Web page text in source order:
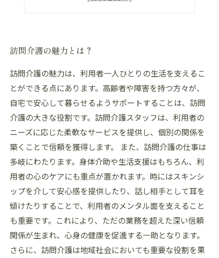
訪問介護の魅力とは？
訪問介護の魅力は、利用者一人ひとりの生活を支えるこ
とができる点にあります。高齢者や障害を持つ方々が、
自宅で安心して暮らせるようサポートすることは、訪問
介護の大きな役割です。訪問介護スタッフは、利用者の
ニーズに応じた柔軟なサービスを提供し、個別の関係を
築くことで信頼を獲得します。 また、訪問介護の仕事は
多岐にわたります。身体介助や生活支援はもちろん、利
用者の心のケアにも重点が置かれます。時にはスキンシ
ップを介して安心感を提供したり、話し相手として耳を
傾けたりすることで、利用者のメンタル面を支えること
も重要です。これにより、ただの業務を超えた深い信頼
関係が生まれ、心身の健康を促進する一助となります。
さらに、訪問介護は地域社会においても重要な役割を果